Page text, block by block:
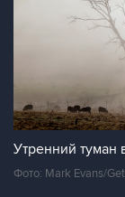
Утренний туман
Фото: Mark Evans/